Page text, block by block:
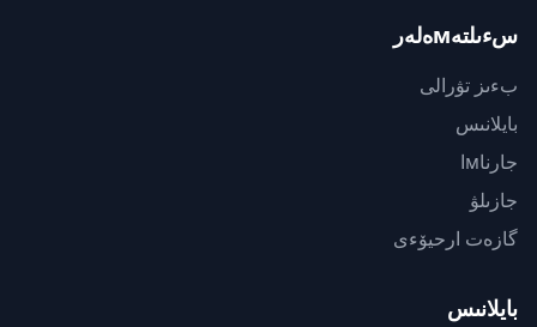
سءىلتەмەلەر
بءىز تۋرالى
بايلانىس
جارناмا
جازىلۋ
گازەت ارحيۆءى
بايلانىس